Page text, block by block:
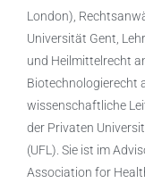
London),
Universität Gent,
und Heilmittelrecht
Biotechnologierecht
wissenschaftliche
der Privaten
(UFL). Sie ist im
Association for